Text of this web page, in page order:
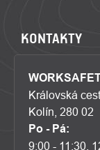
KONTAKTY
Královská
Kolín, 280 02
Po - Pá:
9:00 - 11:30,